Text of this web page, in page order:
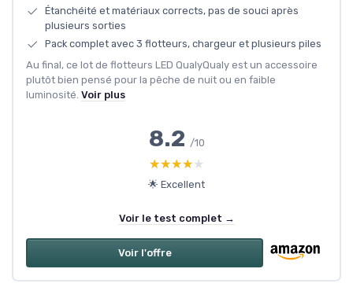
Étanchéité et matériaux corrects, pas de souci après
plusieurs sorties
Pack complet avec 3 flotteurs, chargeur et plusieurs piles
Au final, ce lot de flotteurs LED QualyQualy est un accessoire
plutôt bien pensé pour la pêche de nuit ou en faible
luminosité. Voir plus
8.2 /10
★★★★★
★★★★★
🌟 Excellent
Voir le test complet →
Voir l'offre